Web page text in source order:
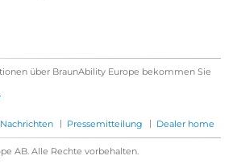
über BraunAbility Europe bekommen Sie
Nachrichten | Pressemitteilung | Dealer home
AB. Alle Rechte vorbehalten.